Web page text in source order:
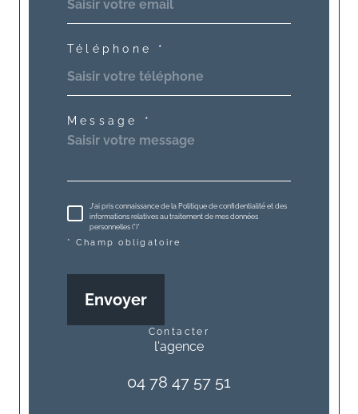
Téléphone *
Message *
J'ai pris connaissance de la Politique de confidentialité et des
informations relatives au traitement de mes données
personnelles (*)*
* Champ obligatoire
Envoyer
contacter
l'agence
04 78 47 57 51